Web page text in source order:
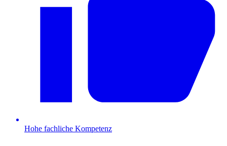
Hohe fachliche Kompetenz